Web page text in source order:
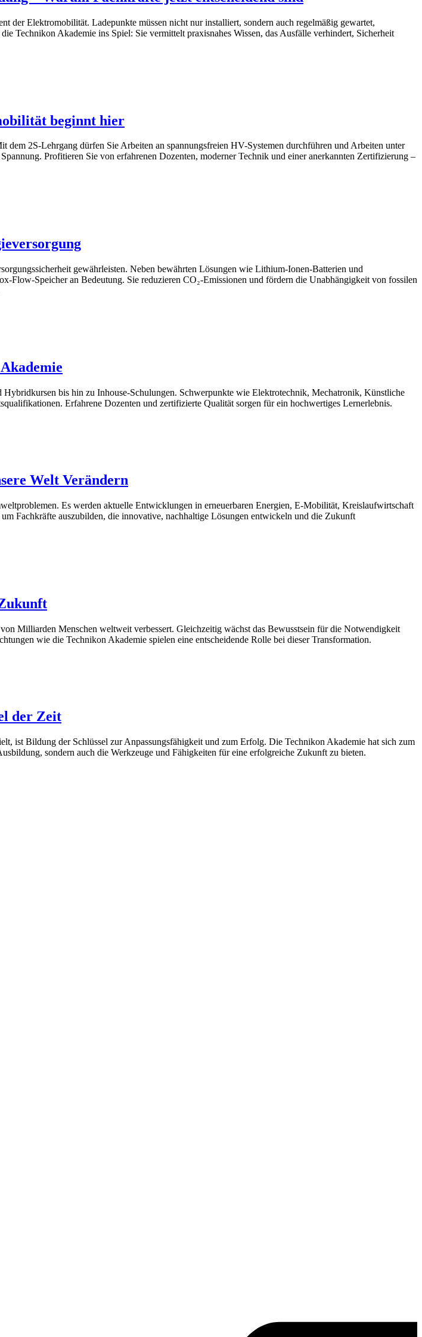
Elektromobilität. Ladepunkte müssen nicht nur installiert, sondern auch regelmäßig gewartet,
Technikon Akademie ins Spiel: Sie vermittelt praxisnahes Wissen, das Ausfälle verhindert, Sicherheit
beginnt hier
2S-Lehrgang dürfen Sie Arbeiten an spannungsfreien HV-Systemen durchführen und Arbeiten unter
Profitieren Sie von erfahrenen Dozenten, moderner Technik und einer anerkannten Zertifizierung –
gewährleisten. Neben bewährten Lösungen wie Lithium-Ionen-Batterien und
Speicher an Bedeutung. Sie reduzieren CO₂-Emissionen und fördern die Unabhängigkeit von fossilen
bis hin zu Inhouse-Schulungen. Schwerpunkte wie Elektrotechnik, Mechatronik, Künstliche
Erfahrene Dozenten und zertifizierte Qualität sorgen für ein hochwertiges Lernerlebnis.
Welt Verändern
Es werden aktuelle Entwicklungen in erneuerbaren Energien, E-Mobilität, Kreislaufwirtschaft
Fachkräfte auszubilden, die innovative, nachhaltige Lösungen entwickeln und die Zukunft
Milliarden Menschen weltweit verbessert. Gleichzeitig wächst das Bewusstsein für die Notwendigkeit
wie die Technikon Akademie spielen eine entscheidende Rolle bei dieser Transformation.
der Zeit
ist Bildung der Schlüssel zur Anpassungsfähigkeit und zum Erfolg. Die Technikon Akademie hat sich zum
sondern auch die Werkzeuge und Fähigkeiten für eine erfolgreiche Zukunft zu bieten.